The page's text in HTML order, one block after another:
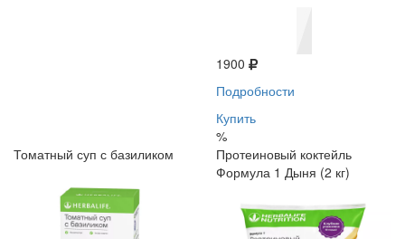
1900
Подробности
Купить
%
Томатный суп с базиликом
Протеиновый коктейль
Формула 1 Дыня (2 кг)